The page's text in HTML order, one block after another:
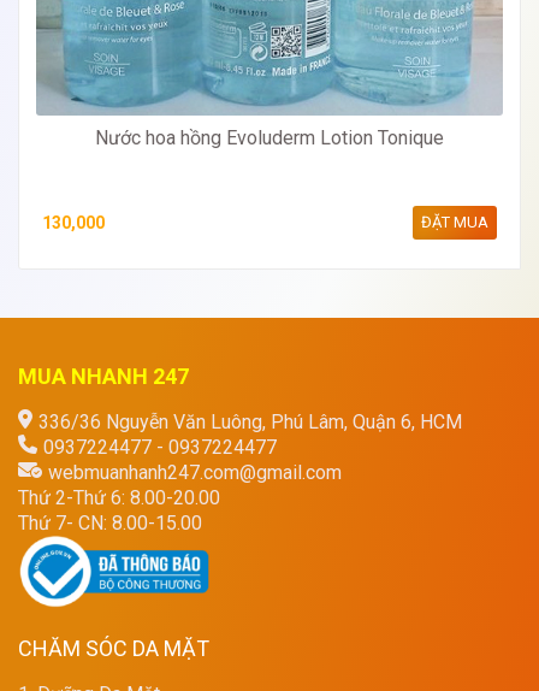
Nước hoa hồng Evoluderm Lotion Tonique
130,000 ĐẶT MUA
MUA NHANH 247
336/36 Nguyễn Văn Luông, Phú Lâm, Quận 6, HCM
0937224477 - 0937224477
webmuanhanh247.com@gmail.com
Thứ 2-Thứ 6: 8.00-20.00
Thứ 7- CN: 8.00-15.00
CHĂM SÓC DA MẶT